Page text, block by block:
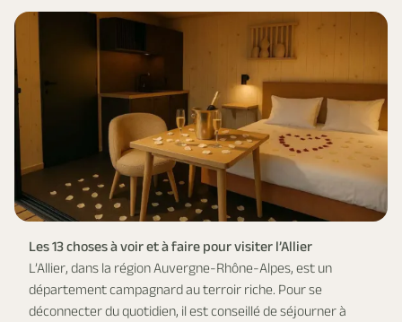
Les 13 choses à voir et à faire pour visiter l’Allier
L’Allier, dans la région Auvergne-Rhône-Alpes, est un
département campagnard au terroir riche. Pour se
déconnecter du quotidien, il est conseillé de séjourner à